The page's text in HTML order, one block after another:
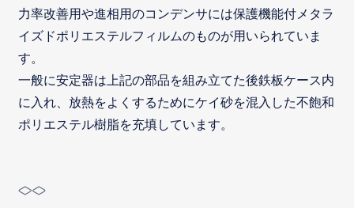
力率改善用や進相用のコンデンサには保護機能付メタラ
イズドポリエステルフィルムのものが用いられていま
す。
一般に安定器は上記の部品を組み立てた後鉄板ケース内
に入れ、放熱をよくするためにケイ砂を混入した不飽和
ポリエステル樹脂を充填しています。